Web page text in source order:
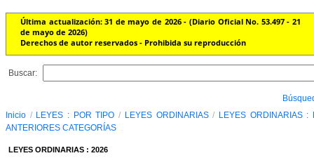
Última actualización: 31 de mayo de 2026 - (Diario Oficial No. 53.497 - 21
de mayo de 2026)
Derechos de autor reservados - Prohibida su reproducción
Buscar:
Inicio / LEYES : POR TIPO / LEYES ORDINARIAS/ LEYES ORDINARIAS
ANTERIORES CATEGORÍAS
LEYES ORDINARIAS : 2026